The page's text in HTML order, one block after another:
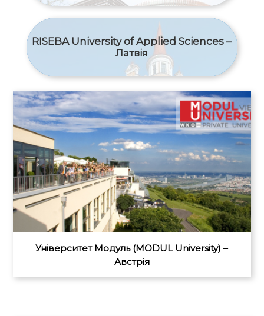
RISEBA University of Applied Sciences –
Латвія
Університет Модуль (MODUL University) –
Австрія